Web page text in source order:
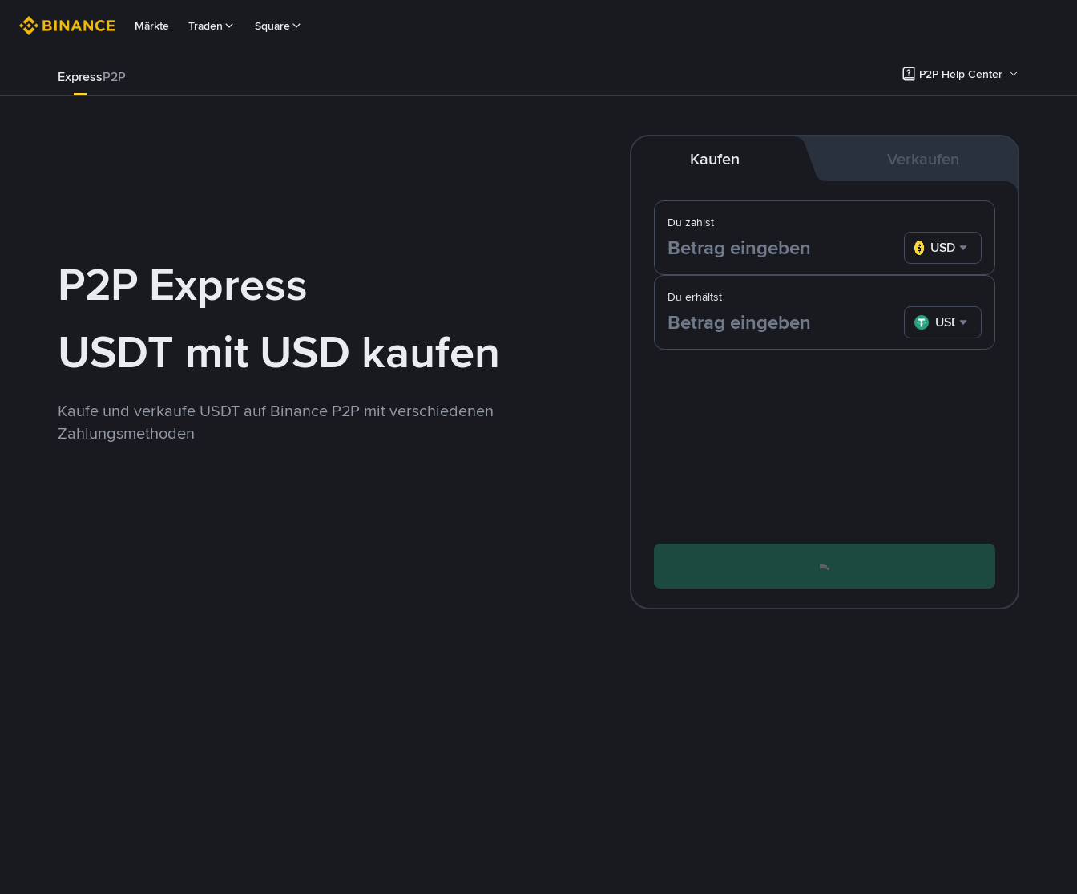
Märkte Traden Square
ExpressP2P P2P Help Center
P2P Express
USDT mit USD kaufen
Kaufe und verkaufe USDT auf Binance P2P mit verschiedenen
Zahlungsmethoden
Kaufen Verkaufen
Du zahlst
USD
Du erhältst
USDT